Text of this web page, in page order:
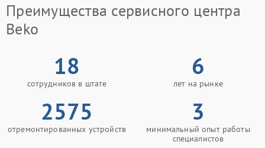
Преимущества сервисного центра
Beko
18
сотрудников в штате
6
лет на рынке
2575
отремонтированных устройств
3
минимальный опыт работы
специалистов